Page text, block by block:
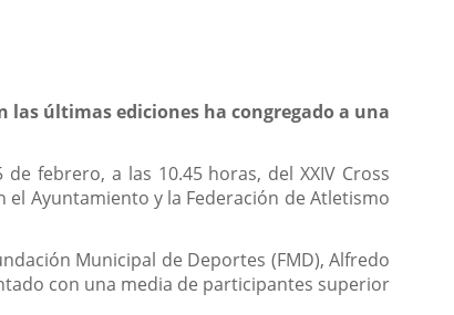
las últimas ediciones ha congregado a una
febrero, a las 10.45 horas, del XXIV Cross
el Ayuntamiento y la Federación de Atletismo
Municipal de Deportes (FMD), Alfredo
con una media de participantes superior